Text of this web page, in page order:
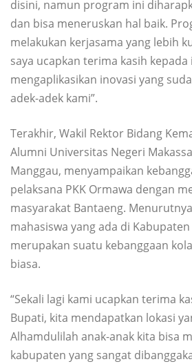
disini, namun program ini
dan bisa meneruskan hal baik.
melakukan kerjasama yang lebih
saya ucapkan terima kasih
mengaplikasikan inovasi yang
adek-adek kami”.
Terakhir, Wakil Rektor Bidang
Alumni Universitas Negeri
Manggau, menyampaikan
pelaksana PKK Ormawa dengan
masyarakat Bantaeng.
mahasiswa yang ada di
merupakan suatu kebanggaan
biasa.
“Sekali lagi kami ucapkan terima
Bupati, kita mendapatkan lokasi
Alhamdulilah anak-anak kita bisa
kabupaten yang sangat